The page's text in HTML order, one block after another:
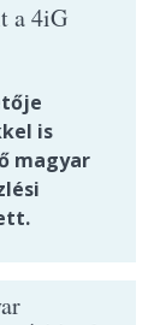
a 4iG
is
magyar